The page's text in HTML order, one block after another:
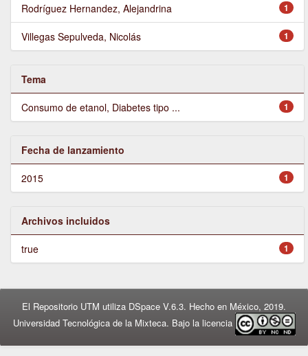
1
Rodríguez Hernandez, Alejandrina
1
Villegas Sepulveda, Nicolás
Tema
1
Consumo de etanol, Diabetes tipo ...
Fecha de lanzamiento
1
2015
Archivos incluidos
1
true
El Repositorio UTM utiliza DSpace V.6.3. Hecho en México, 2019.
Universidad Tecnológica de la Mixteca. Bajo la licencia